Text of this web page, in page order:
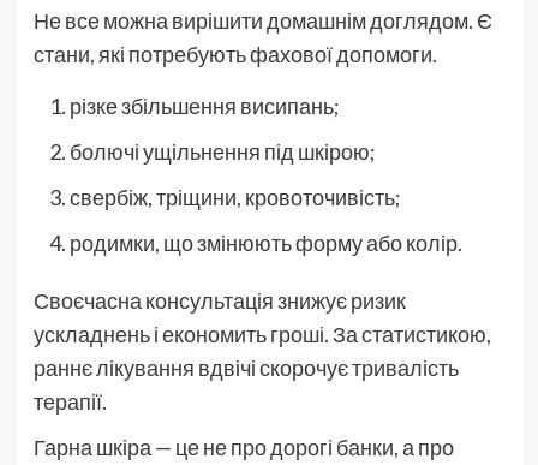
Не все можна вирішити домашнім доглядом. Є
стани, які потребують фахової допомоги.
різке збільшення висипань;
болючі ущільнення під шкірою;
свербіж, тріщини, кровоточивість;
родимки, що змінюють форму або колір.
Своєчасна консультація знижує ризик
ускладнень і економить гроші. За статистикою,
раннє лікування вдвічі скорочує тривалість
терапії.
Гарна шкіра — це не про дорогі банки, а про